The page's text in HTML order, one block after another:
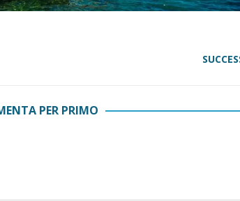
PER PRIMO